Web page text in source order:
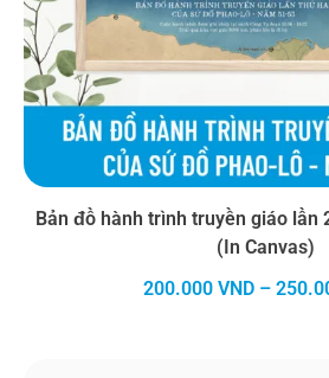
Bản đồ hành trình truyền giáo lần
(In Canvas)
200.000 VND –